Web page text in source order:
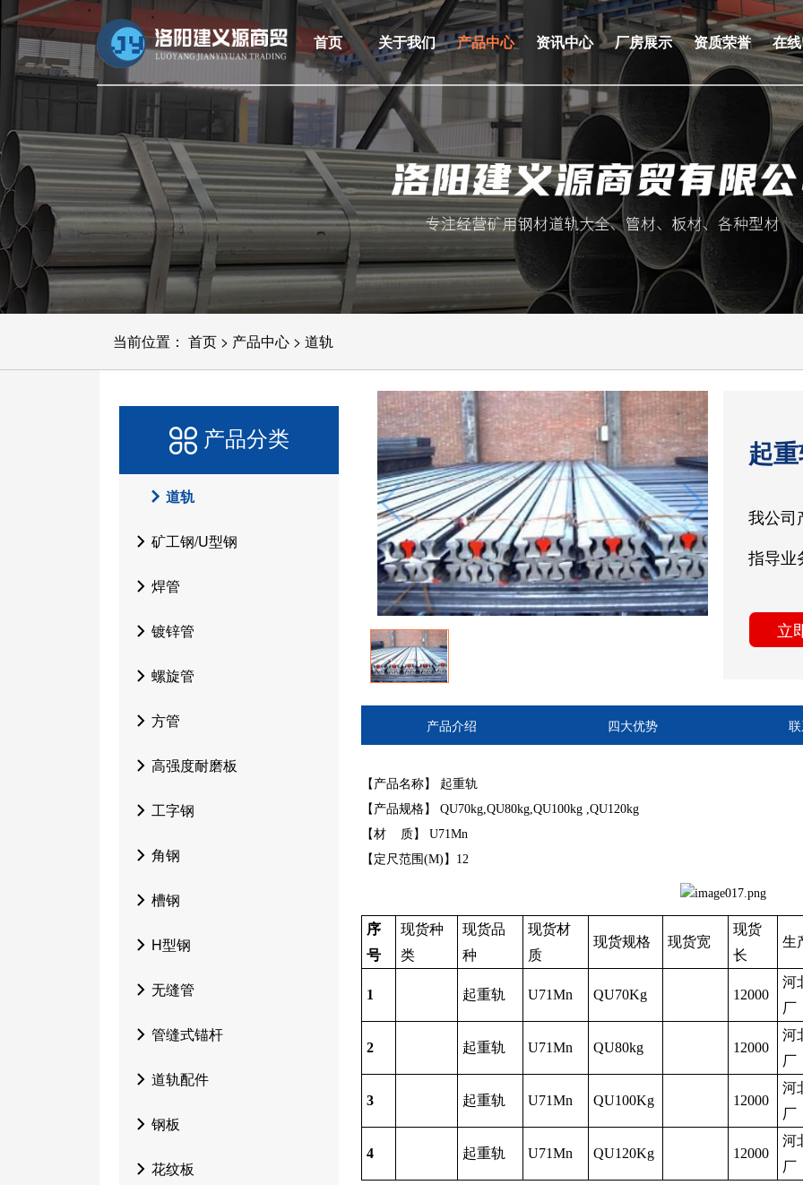
首页 关于我们 产品中心 资讯中心 厂房展示 资质荣誉 在
当前位置： 首页> 产品中心> 道轨
产品分类
道轨
矿工钢/U型钢
焊管
镀锌管
螺旋管
方管
高强度耐磨板
工字钢
角钢
槽钢
H型钢
无缝管
管缝式锚杆
道轨配件
钢板
花纹板
起
我公司
指导业
立
产品介绍 四大优势
【产品名称】 起重轨
【产品规格】 QU70kg,QU80kg,QU100kg ,QU120kg
【材 质】 U71Mn
【定尺范围(M)】12
序
号
现货种
类
现货品
种
现货材
质
现货规格 现货宽
现货
长
生
1 起重轨 U71Mn QU70Kg 12000
河
厂
2 起重轨 U71Mn QU80kg 12000
河
厂
3 起重轨 U71Mn QU100Kg 12000
河
厂
4 起重轨 U71Mn QU120Kg 12000
河
厂